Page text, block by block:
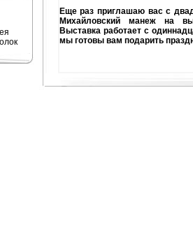
Еще раз приглашаю вас с
Михайловский манеж на
Выставка работает с
мы готовы вам подарить